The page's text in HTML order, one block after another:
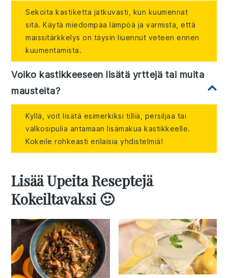
Sekoita kastiketta jatkuvasti, kun kuumennat
sitä. Käytä miedompaa lämpöä ja varmista, että
maissitärkkelys on täysin liuennut veteen ennen
kuumentamista.
Voiko kastikkeeseen lisätä yrttejä tai muita
mausteita?
Kyllä, voit lisätä esimerkiksi tilliä, persiljaa tai
valkosipulia antamaan lisämakua kastikkeelle.
Kokeile rohkeasti erilaisia yhdistelmiä!
Lisää Upeita Reseptejä
Kokeiltavaksi 🙂